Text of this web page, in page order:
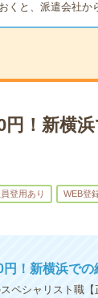
くと、派遣会社か
円！新横
登用あり WEB登
！新横浜で
ペシャリスト職